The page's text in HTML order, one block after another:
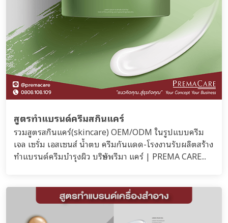
สูตรทำแบรนด์ครีมสกินแคร์
รวมสูตรสกินแคร์(skincare) OEM/ODM ในรูปแบบครีม
เจล เซรั่ม เอสเซนส์ น้ำตบ ครีมกันแดด-โรงงานรับผลิตสร้าง
ทำแบรนด์ครีมบำรุงผิว บริษัทพรีมา แคร์ | PREMA CARE...